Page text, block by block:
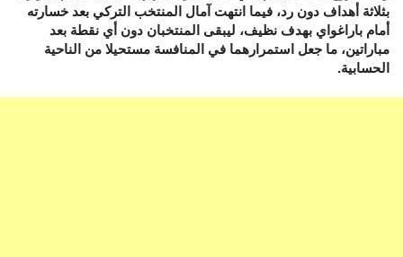
بثلاثة أهداف دون رد، فيما انتهت آمال المنتخب التركي بعد خسارته
أمام باراغواي بهدف نظيف، ليبقى المنتخبان دون أي نقطة بعد
مباراتين، ما جعل استمرارهما في المنافسة مستحيلا من الناحية
الحسابية.